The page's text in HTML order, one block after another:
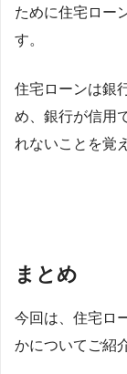
ために住宅ロー
す。
住宅ローンは銀
め、銀行が信用
れないことを覚
まとめ
今回は、住宅ロ
かについてご紹